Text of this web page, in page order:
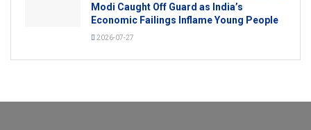
Modi Caught Off Guard as India’s
Economic Failings Inflame Young People
2026-07-27